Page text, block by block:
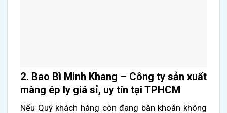
2. Bao Bì Minh Khang – Công ty sản xuất
màng ép ly giá sỉ, uy tín tại TPHCM
Nếu Quý khách hàng còn đang băn khoăn không